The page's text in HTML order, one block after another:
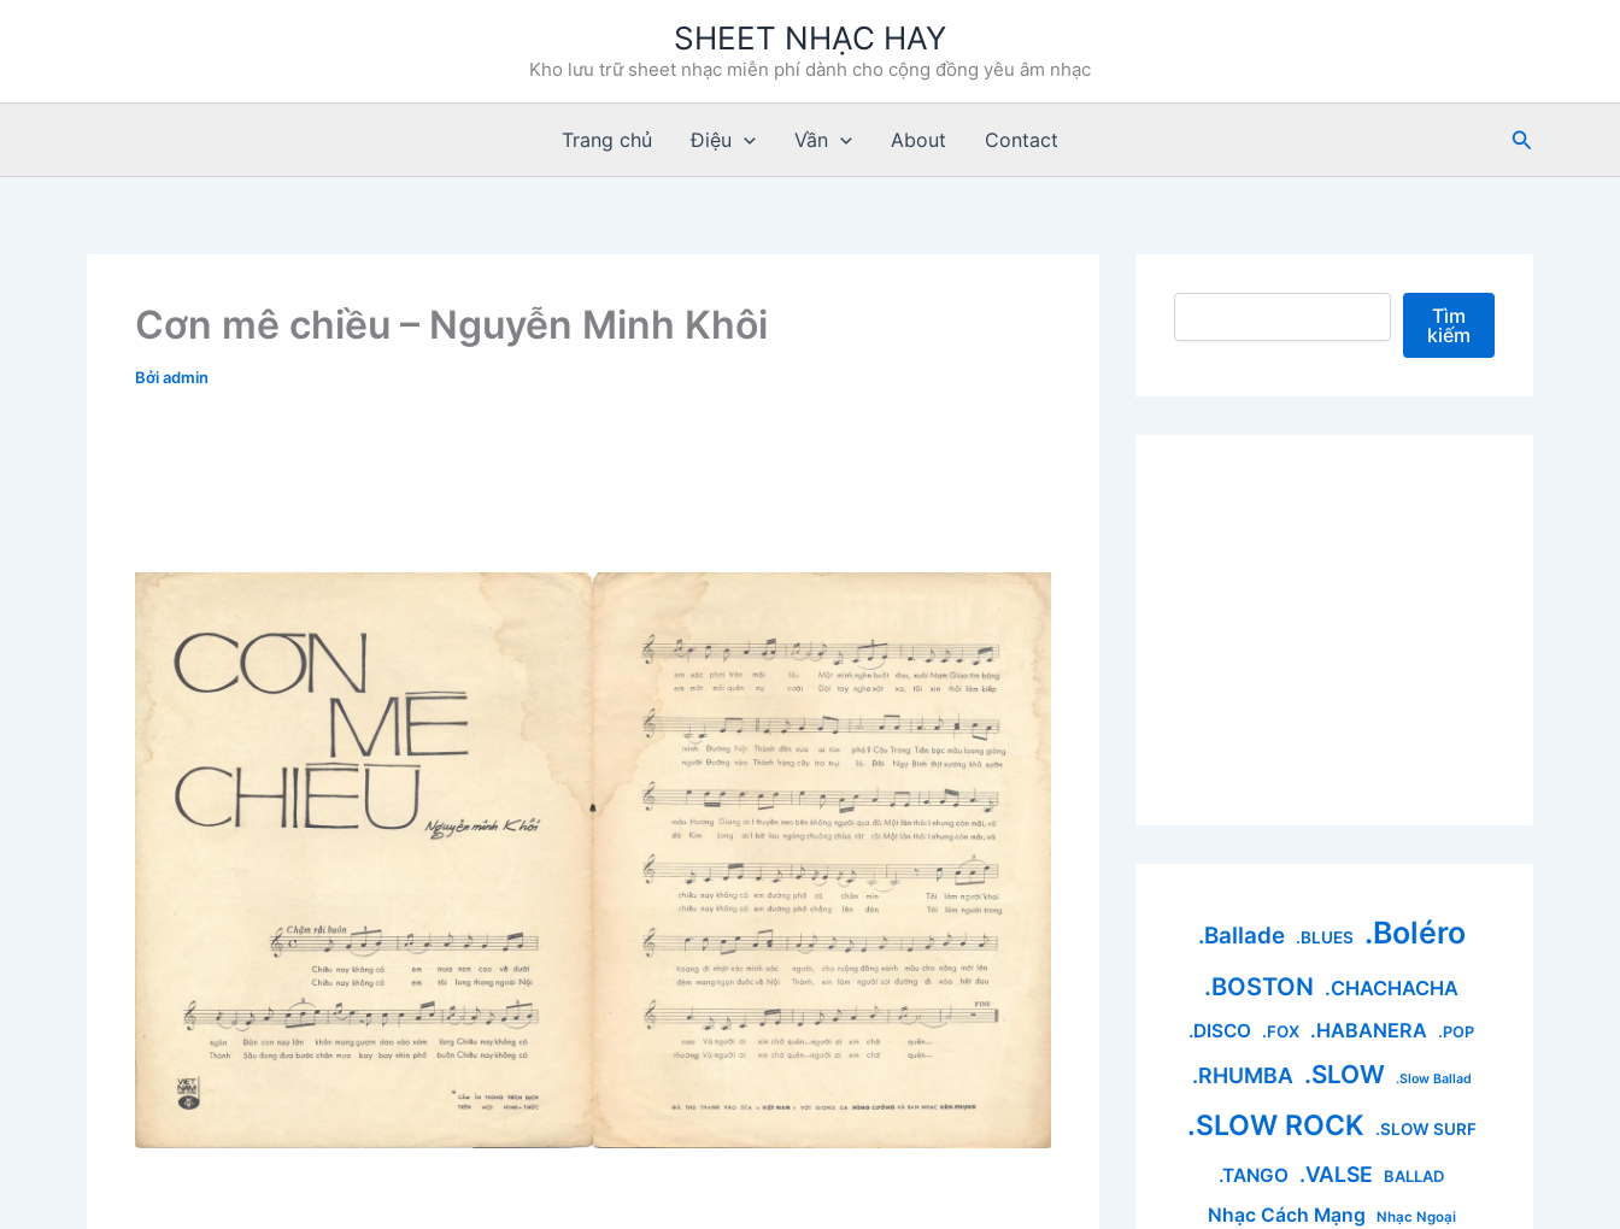
dung
SHEET NHẠC HAY
Kho lưu trữ sheet nhạc miễn phí dành cho cộng đồng yêu âm nhạc
Trang chủ Điệu Vần About Contact
Tìm
Cơn mê chiều – Nguyễn Minh Khôi
Bởiadmin
Tìm kiếm
Tìm
kiếm
.Ballade .BLUES .Boléro
.BOSTON .CHACHACHA
.DISCO .FOX .HABANERA .POP
.RHUMBA .SLOW .Slow Ballad
.SLOW ROCK .SLOW SURF
.TANGO .VALSE BALLAD
Nhạc Cách Mạng Nhạc Ngoại